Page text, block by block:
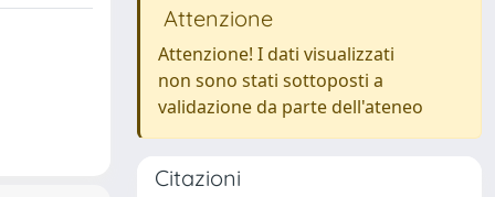
Attenzione
Attenzione! I dati visualizzati
non sono stati sottoposti a
validazione da parte dell'ateneo
Citazioni